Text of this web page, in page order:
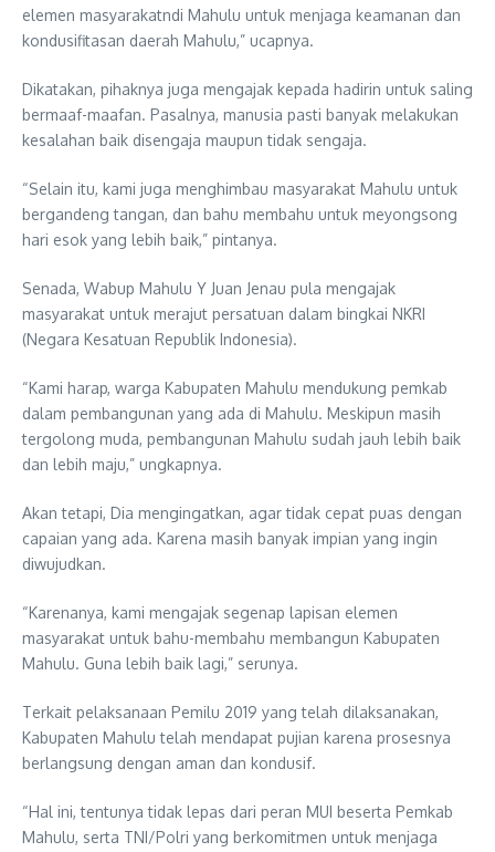
elemen masyarakatndi Mahulu untuk menjaga keamanan dan
kondusifitasan daerah Mahulu,” ucapnya.
Dikatakan, pihaknya juga mengajak kepada hadirin untuk saling
bermaaf-maafan. Pasalnya, manusia pasti banyak melakukan
kesalahan baik disengaja maupun tidak sengaja.
“Selain itu, kami juga menghimbau masyarakat Mahulu untuk
bergandeng tangan, dan bahu membahu untuk meyongsong
hari esok yang lebih baik,” pintanya.
Senada, Wabup Mahulu Y Juan Jenau pula mengajak
masyarakat untuk merajut persatuan dalam bingkai NKRI
(Negara Kesatuan Republik Indonesia).
“Kami harap, warga Kabupaten Mahulu mendukung pemkab
dalam pembangunan yang ada di Mahulu. Meskipun masih
tergolong muda, pembangunan Mahulu sudah jauh lebih baik
dan lebih maju,” ungkapnya.
Akan tetapi, Dia mengingatkan, agar tidak cepat puas dengan
capaian yang ada. Karena masih banyak impian yang ingin
diwujudkan.
“Karenanya, kami mengajak segenap lapisan elemen
masyarakat untuk bahu-membahu membangun Kabupaten
Mahulu. Guna lebih baik lagi,” serunya.
Terkait pelaksanaan Pemilu 2019 yang telah dilaksanakan,
Kabupaten Mahulu telah mendapat pujian karena prosesnya
berlangsung dengan aman dan kondusif.
“Hal ini, tentunya tidak lepas dari peran MUI beserta Pemkab
Mahulu, serta TNI/Polri yang berkomitmen untuk menjaga